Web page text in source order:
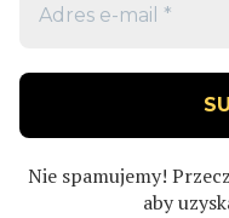
Nie spamujemy!
aby